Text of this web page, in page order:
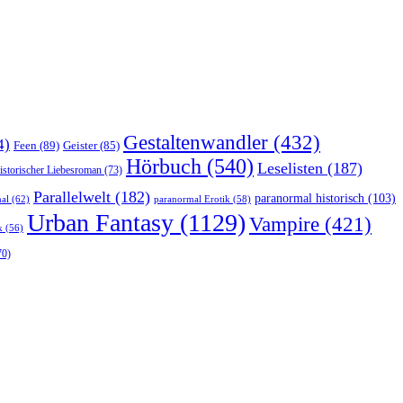
Feen (89) Geister(85) Gestaltenwandler (432)
Liebesroman (73) Hörbuch (540) Leselisten (187)
(62) Parallelwelt (182) paranormal Erotik (58) paranormal historisch (103)
(56) Urban Fantasy (1129) Vampire (421)